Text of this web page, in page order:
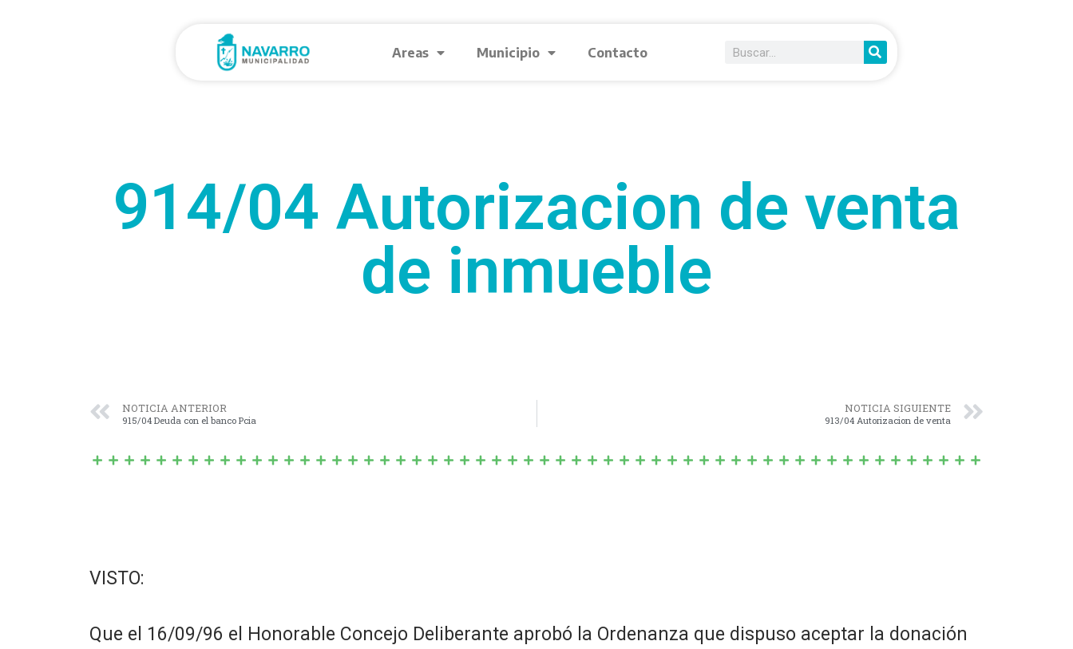
Areas Municipio Contacto
914/04 Autorizacion de venta
de inmueble
NOTICIA ANTERIOR
915/04 Deuda con el banco Pcia
NOTICIA SIGUIENTE
913/04 Autorizacion de venta
VISTO:
Que el 16/09/96 el Honorable Concejo Deliberante aprobó la Ordenanza que dispuso aceptar la donación